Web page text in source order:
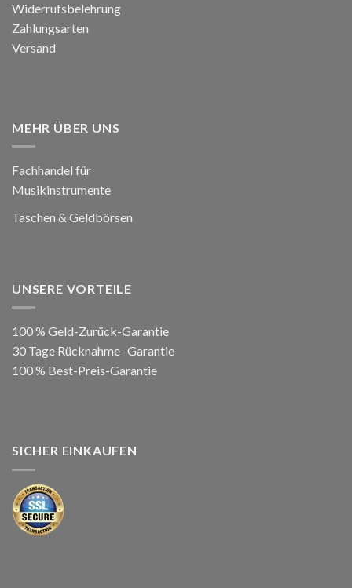
Widerrufsbelehrung
Zahlungsarten
Versand
MEHR ÜBER UNS
Fachhandel für
Musikinstrumente
Taschen & Geldbörsen
UNSERE VORTEILE
100 % Geld-Zurück-Garantie
30 Tage Rücknahme -Garantie
100 % Best-Preis-Garantie
SICHER EINKAUFEN